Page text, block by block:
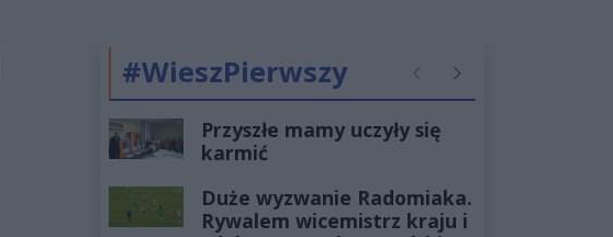
#WieszPierwszy PoprzednieNastępne
Przyszłe mamy uczyły się
karmić
Duże wyzwanie Radomiaka.
Rywalem wicemistrz kraju i